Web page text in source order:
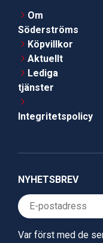
Om
Söderströms
Köpvillkor
Aktuellt
Lediga
tjänster
Integritetspolicy
NYHETSBREV
Var först med de